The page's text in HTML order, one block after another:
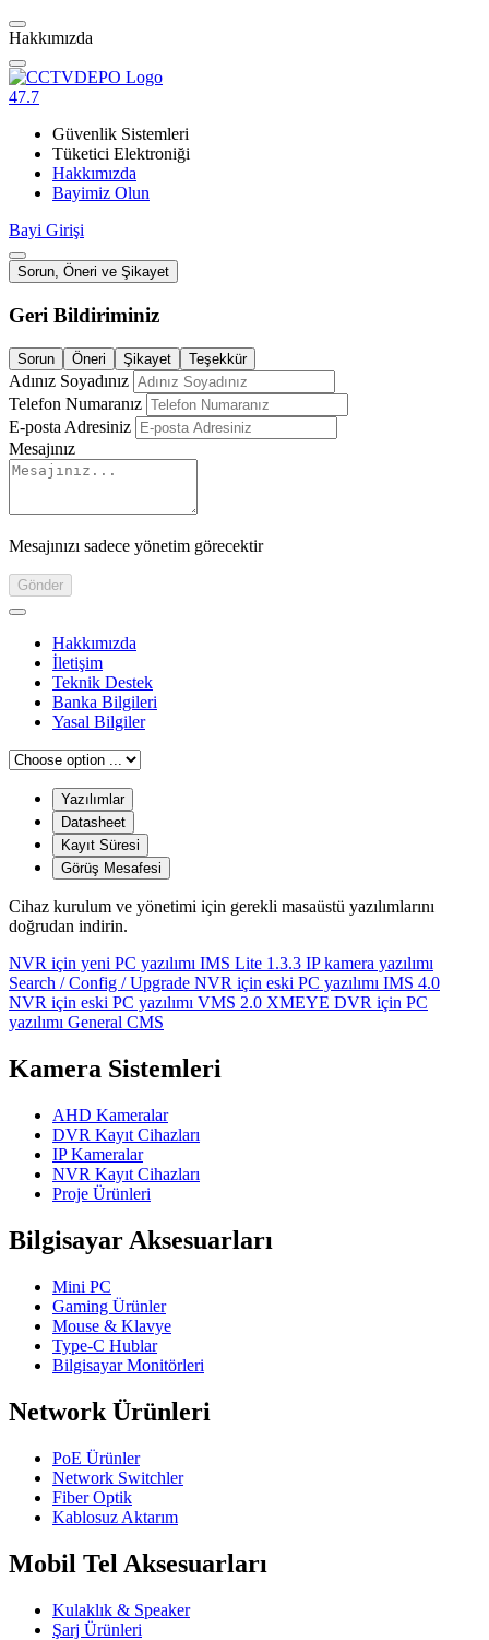
Hakkımızda
47.7
Güvenlik Sistemleri
Tüketici Elektroniği
Hakkımızda
Bayimiz Olun
Bayi Girişi
Sorun, Öneri ve Şikayet
Geri Bildiriminiz
Sorun Öneri Şikayet Teşekkür
Adınız Soyadınız
Telefon Numaranız
E-posta Adresiniz
Mesajınız
Mesajınızı sadece yönetim görecektir
Gönder
Hakkımızda
İletişim
Teknik Destek
Banka Bilgileri
Yasal Bilgiler
Yazılımlar
Datasheet
Kayıt Süresi
Görüş Mesafesi
Cihaz kurulum ve yönetimi için gerekli masaüstü yazılımlarını
doğrudan indirin.
NVR için yeni PC yazılımı IMS Lite 1.3.3 IP kamera yazılımı
Search / Config / Upgrade NVR için eski PC yazılımı IMS 4.0
NVR için eski PC yazılımı VMS 2.0 XMEYE DVR için PC
yazılımı General CMS
Kamera Sistemleri
AHD Kameralar
DVR Kayıt Cihazları
IP Kameralar
NVR Kayıt Cihazları
Proje Ürünleri
Bilgisayar Aksesuarları
Mini PC
Gaming Ürünler
Mouse & Klavye
Type-C Hublar
Bilgisayar Monitörleri
Network Ürünleri
PoE Ürünler
Network Switchler
Fiber Optik
Kablosuz Aktarım
Mobil Tel Aksesuarları
Kulaklık & Speaker
Şarj Ürünleri